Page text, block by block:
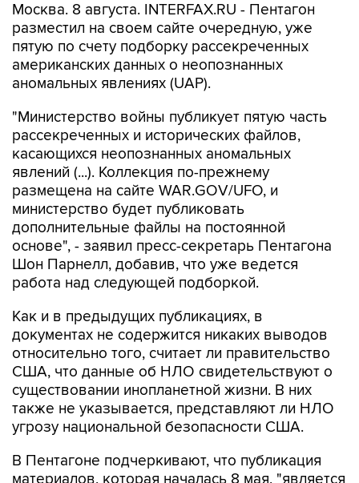
Москва. 8 августа. INTERFAX.RU - Пентагон
разместил на своем сайте очередную, уже
пятую по счету подборку рассекреченных
американских данных о неопознанных
аномальных явлениях (UAP).
"Министерство войны публикует пятую часть
рассекреченных и исторических файлов,
касающихся неопознанных аномальных
явлений (...). Коллекция по-прежнему
размещена на сайте WAR.GOV/UFO, и
министерство будет публиковать
дополнительные файлы на постоянной
основе", - заявил пресс-секретарь Пентагона
Шон Парнелл, добавив, что уже ведется
работа над следующей подборкой.
Как и в предыдущих публикациях, в
документах не содержится никаких выводов
относительно того, считает ли правительство
США, что данные об НЛО свидетельствуют о
существовании инопланетной жизни. В них
также не указывается, представляют ли НЛО
угрозу национальной безопасности США.
В Пентагоне подчеркивают, что публикация